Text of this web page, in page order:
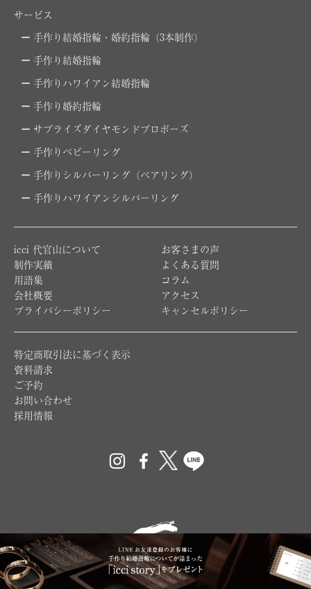
サービス
手作り結婚指輪・婚約指輪（3本制作）
手作り結婚指輪
手作りハワイアン結婚指輪
手作り婚約指輪
サプライズダイヤモンドプロポーズ
手作りベビーリング
手作りシルバーリング（ペアリング）
手作りハワイアンシルバーリング
icci 代官山について
お客さまの声
制作実績
よくある質問
用語集
コラム
会社概要
アクセス
プライバシーポリシー
キャンセルポリシー
特定商取引法に基づく表示
資料請求
ご予約
お問い合わせ
採用情報